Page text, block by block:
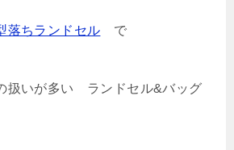
落ちランドセル で
扱いが多い ランドセル&バッグ